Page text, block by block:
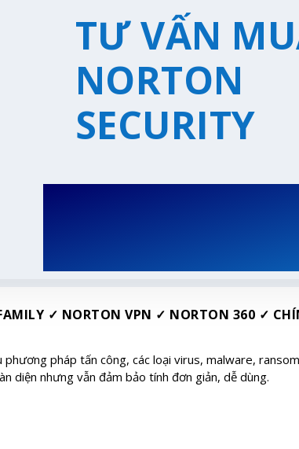
TƯ VẤN
NORTON
SECURITY
✓ NORTON VPN ✓ NORTON 360 ✓
pháp tấn công, các loại virus, malware,
diện nhưng vẫn đảm bảo tính đơn giản, dễ dùng.